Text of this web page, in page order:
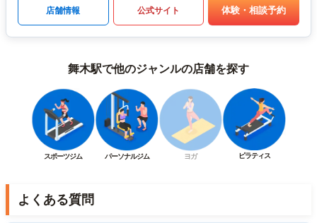
店舗情報 公式サイト 体験・相談予約
舞木駅で他のジャンルの店舗を探す
スポーツジム パーソナルジム ヨガ ピラティス
よくある質問